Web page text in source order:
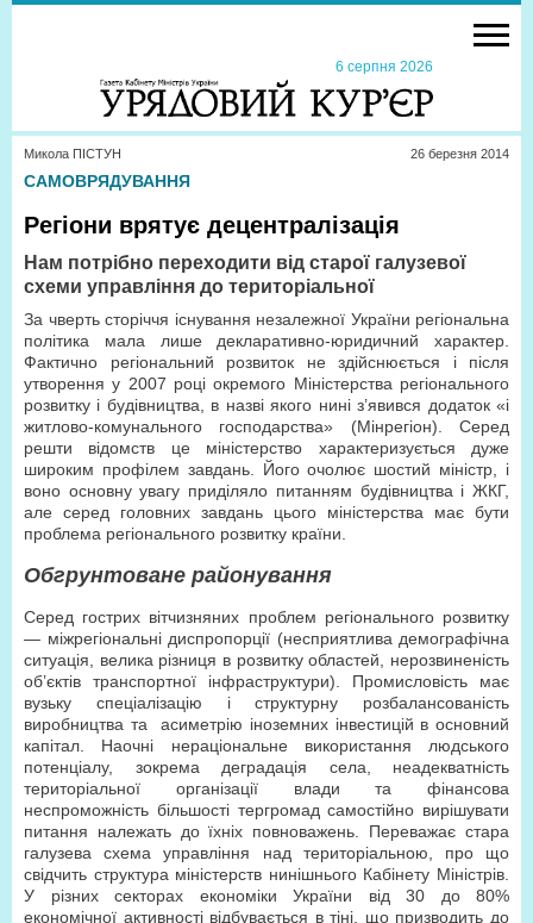
6 серпня 2026
Микола ПІСТУН 26 березня 2014
САМОВРЯДУВАННЯ
Регіони врятує децентралізація
Нам потрібно переходити від старої галузевої
схеми управління до територіальної
За чверть сторіччя існування незалежної України регіональна
політика мала лише декларативно-юридичний характер.
Фактично регіональний розвиток не здійснюється і після
утворення у 2007 році окремого Міністерства регіонального
розвитку і будівництва, в назві якого нині з’явився додаток «і
житлово-комунального господарства» (Мінрегіон). Серед
решти відомств це міністерство характеризується дуже
широким профілем завдань. Його очолює шостий міністр, і
воно основну увагу приділяло питанням будівництва і ЖКГ,
але серед головних завдань цього міністерства має бути
проблема регіонального розвитку країни.
Обгрунтоване районування
Серед гострих вітчизняних проблем регіонального розвитку
— міжрегіональні диспропорції (несприятлива демографічна
ситуація, велика різниця в розвитку областей, нерозвиненість
об’єктів транспортної інфраструктури). Промисловість має
вузьку спеціалізацію і структурну розбалансованість
виробництва та
асиметрію іноземних інвестицій в основний
капітал. Наочні нераціональне використання людського
потенціалу, зокрема деградація села, неадекватність
територіальної організації влади та фінансова
неспроможність більшості тергромад самостійно вирішувати
питання належать до їхніх повноважень. Переважає стара
галузева схема управління над територіальною, про що
свідчить структура міністерств нинішнього Кабінету Міністрів.
У різних секторах економіки України від 30 до 80%
економічної активності відбувається в тіні, що призводить до